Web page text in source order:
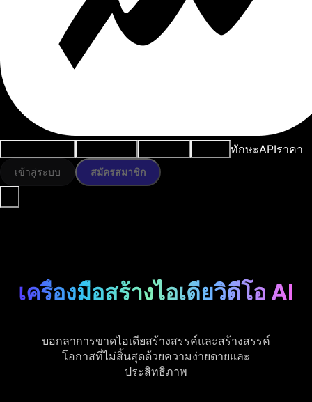
ทักษะAPIราคา
เข้าสู่ระบบ สมัครสมาชิก
เครื่องมือสร้างไอเดียวิดีโอ AI
บอกลาการขาดไอเดียสร้างสรรค์และสร้างสรรค์
โอกาสที่ไม่สิ้นสุดด้วยความง่ายดายและ
ประสิทธิภาพ